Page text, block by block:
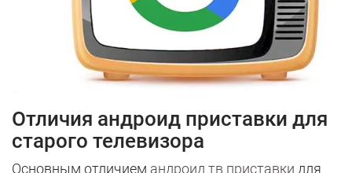
Отличия андроид приставки для
старого телевизора
Основным отличием андроид тв приставки для